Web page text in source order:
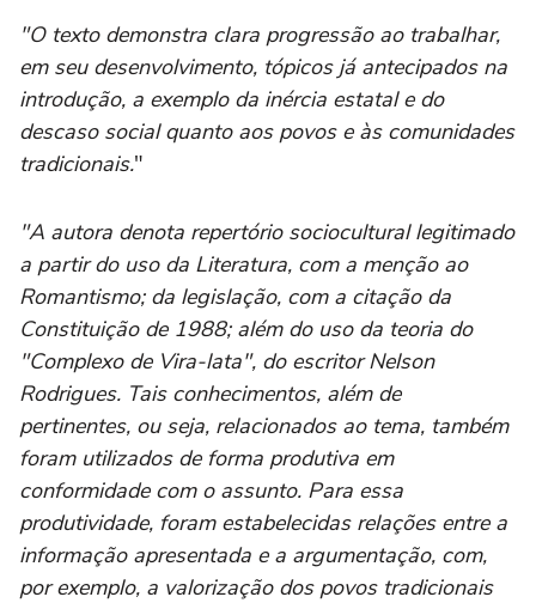
"O texto demonstra clara progressão ao trabalhar,
em seu desenvolvimento, tópicos já antecipados na
introdução, a exemplo da inércia estatal e do
descaso social quanto aos povos e às comunidades
tradicionais."
"A autora denota repertório sociocultural legitimado
a partir do uso da Literatura, com a menção ao
Romantismo; da legislação, com a citação da
Constituição de 1988; além do uso da teoria do
"Complexo de Vira-lata", do escritor Nelson
Rodrigues. Tais conhecimentos, além de
pertinentes, ou seja, relacionados ao tema, também
foram utilizados de forma produtiva em
conformidade com o assunto. Para essa
produtividade, foram estabelecidas relações entre a
informação apresentada e a argumentação, com,
por exemplo, a valorização dos povos tradicionais